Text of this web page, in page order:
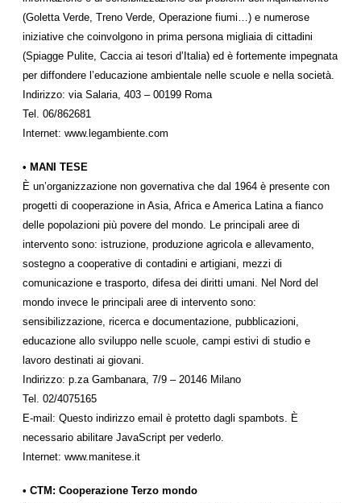
(Goletta Verde, Treno Verde, Operazione fiumi…) e numerose
iniziative che coinvolgono in prima persona migliaia di cittadini
(Spiagge Pulite, Caccia ai tesori d’Italia) ed è fortemente impegnata
per diffondere l’educazione ambientale nelle scuole e nella società.
Indirizzo: via Salaria, 403 – 00199 Roma
Tel. 06/862681
Internet: www.legambiente.com
• MANI TESE
È un’organizzazione non governativa che dal 1964 è presente con
progetti di cooperazione in Asia, Africa e America Latina a fianco
delle popolazioni più povere del mondo. Le principali aree di
intervento sono: istruzione, produzione agricola e allevamento,
sostegno a cooperative di contadini e artigiani, mezzi di
comunicazione e trasporto, difesa dei diritti umani. Nel Nord del
mondo invece le principali aree di intervento sono:
sensibilizzazione, ricerca e documentazione, pubblicazioni,
educazione allo sviluppo nelle scuole, campi estivi di studio e
lavoro destinati ai giovani.
Indirizzo: p.za Gambanara, 7/9 – 20146 Milano
Tel. 02/4075165
E-mail: Questo indirizzo email è protetto dagli spambots. È
necessario abilitare JavaScript per vederlo.
Internet: www.manitese.it
• CTM: Cooperazione Terzo mondo